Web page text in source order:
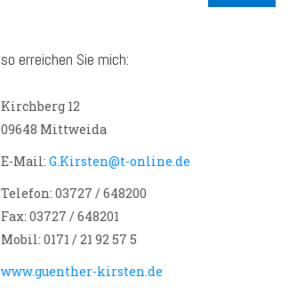
so erreichen Sie mich:
Kirchberg 12
09648 Mittweida
E-Mail: G.Kirsten@t-online.de
Telefon: 03727 / 648200
Fax: 03727 / 648201
Mobil: 0171 / 21 92 57 5
www.guenther-kirsten.de